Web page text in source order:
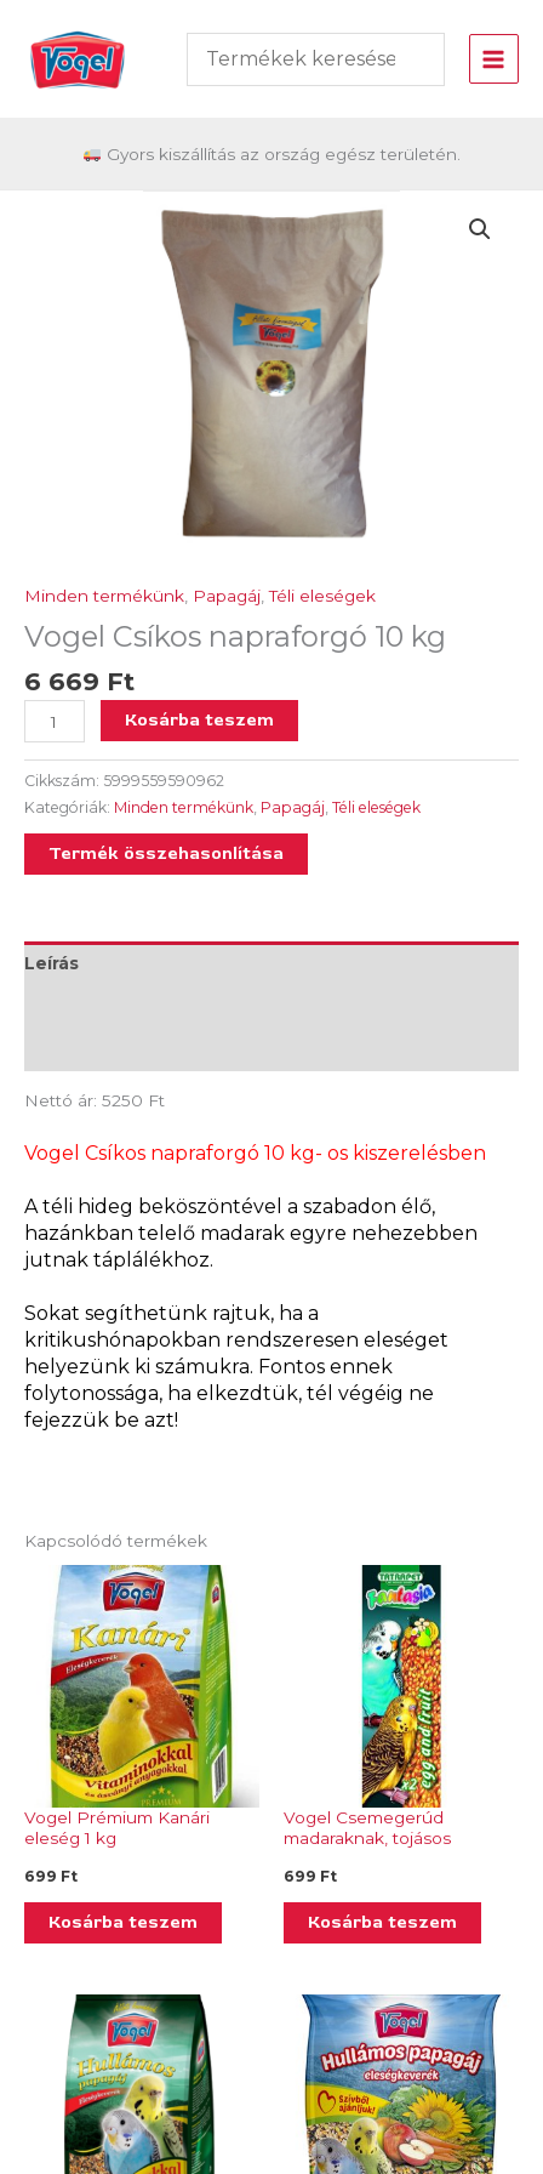
content
Gyors kiszállítás az ország egész területén.
Minden termékünk Papagáj ,Téli eleségek
Vogel Csíkos napraforgó 10 kg
6 669 Ft
Kosárba teszem
Cikkszám: 5999559590962
Kategóriák: Minden termékünk, Papagáj, Téli eleségek
Termék összehasonlítása
Leírás
Nettó ár: 5250 Ft
Vogel Csíkos napraforgó 10 kg- os kiszerelésben
A téli hideg beköszöntével a szabadon élő,
hazánkban telelő madarak egyre nehezebben
jutnak táplálékhoz.
Sokat segíthetünk rajtuk, ha a
kritikushónapokban rendszeresen eleséget
helyezünk ki számukra. Fontos ennek
folytonossága, ha elkezdtük, tél végéig ne
fejezzük be azt!
Kapcsolódó termékek
Vogel Prémium Kanári
eleség 1 kg
699 Ft
Kosárba teszem
Vogel Csemegerúd
madaraknak, tojásos
699 Ft
Kosárba teszem